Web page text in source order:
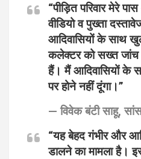
“पीड़ित परिवार मेरे
वीडियो व पुख्ता
आदिवासियों के साथ
कलेक्टर को सख्त जांच
हैं। मैं आदिवासियों के
पर होने नहीं दूंगा।”
— विवेक बंटी साहू,
“यह बेहद गंभीर और
डालने का मामला है।